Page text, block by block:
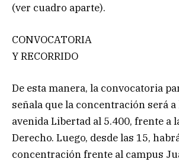
(ver cuadro aparte).
CONVOCATORIA
Y RECORRIDO
De esta manera, la convocatoria
señala que la concentración será
avenida Libertad al 5.400, frente a
Derecho. Luego, desde las 15,
concentración frente al campus